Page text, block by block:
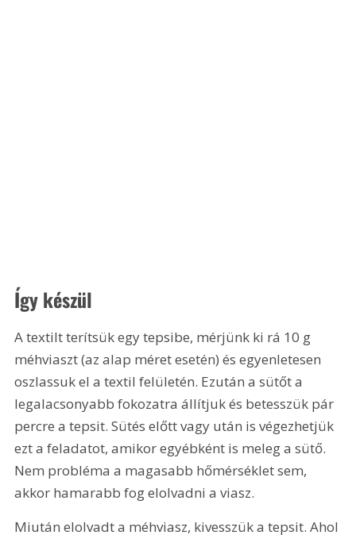
Így készül
A textilt terítsük egy tepsibe, mérjünk ki rá 10 g
méhviaszt (az alap méret esetén) és egyenletesen
oszlassuk el a textil felületén. Ezután a sütőt a
legalacsonyabb fokozatra állítjuk és betesszük pár
percre a tepsit. Sütés előtt vagy után is végezhetjük
ezt a feladatot, amikor egyébként is meleg a sütő.
Nem probléma a magasabb hőmérséklet sem,
akkor hamarabb fog elolvadni a viasz.
Miután elolvadt a méhviasz, kivesszük a tepsit. Ahol